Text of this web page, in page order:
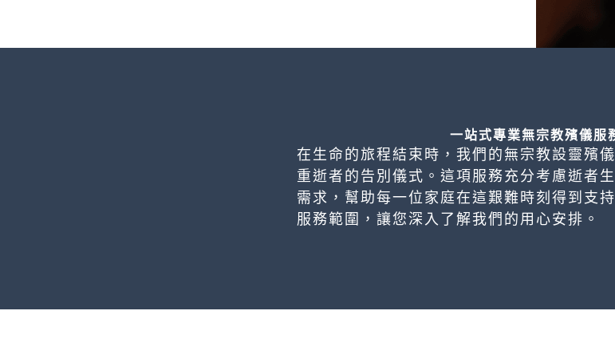
一站式專業無宗教殯儀服
在生命的旅程結束時，我們的無宗教設靈殯
重逝者的告別儀式。這項服務充分考慮逝者
需求，幫助每一位家庭在這艱難時刻得到支
服務範圍，讓您深入了解我們的用心安排。